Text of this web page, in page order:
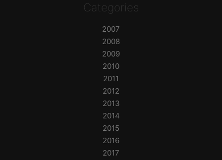
Categories
2007
2008
2009
2010
2011
2012
2013
2014
2015
2016
2017